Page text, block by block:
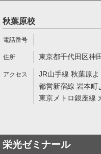
秋葉原校
東京都千代田区神
JR山手線 秋葉原
都営新宿線 岩本町
東京メトロ銀座線
栄光ゼミナール